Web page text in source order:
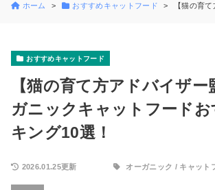
ホーム おすすめキャットフード 【猫の育
おすすめキャットフード
【猫の育て方アドバイザー
ガニックキャットフード
キング10選！
2026.01.25更新 オーガニック / キャット